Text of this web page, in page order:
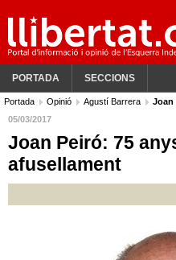
PORTADA SECCIONS
Portada Opinió Agustí Barrera
Joan
05/03/2017
Joan Peiró: 75
afusellament